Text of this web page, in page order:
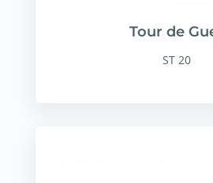
Tour de
ST 20